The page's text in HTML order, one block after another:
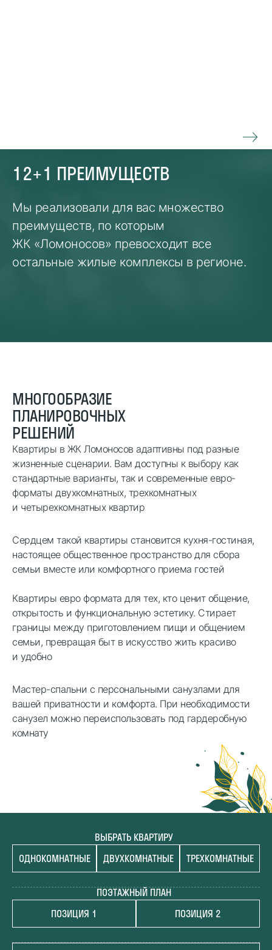
12+1 ПРЕИМУЩЕСТВ
Мы реализовали для вас множество
преимуществ, по которым
ЖК «Ломоносов» превосходит все
остальные жилые комплексы в регионе.
МНОГООБРАЗИЕ
ПЛАНИРОВОЧНЫХ
РЕШЕНИЙ
Квартиры в ЖК Ломоносов адаптивны под разные
жизненные сценарии. Вам доступны к выбору как
стандартные варианты, так и современные евро-
форматы двухкомнатных, трехкомнатных
и четырехкомнатных квартир
Сердцем такой квартиры становится кухня-гостиная,
настоящее общественное пространство для сбора
семьи вместе или комфортного приема гостей
Квартиры евро формата для тех, кто ценит общение,
открытость и функциональную эстетику. Стирает
границы между приготовлением пищи и общением
семьи, превращая быт в искусство жить красиво
и удобно
Мастер-спальни с персональными санузлами для
вашей приватности и комфорта. При необходимости
санузел можно переиспользовать под гардеробную
комнату
ВЫБРАТЬ КВАРТИРУ
ОДНОКОМНАТНЫЕ
ДВУХКОМНАТНЫЕ ТРЕХКОМНАТНЫЕ
ПОЭТАЖНЫЙ ПЛАН
ПОЗИЦИЯ 1
ПОЗИЦИЯ 2